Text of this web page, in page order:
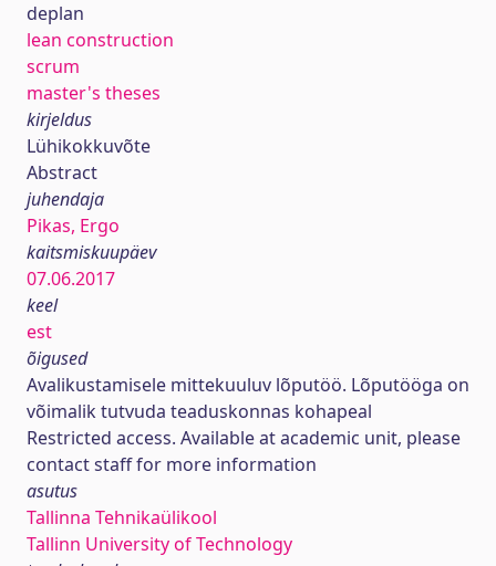
deplan
lean construction
scrum
master's theses
kirjeldus
Lühikokkuvõte
Abstract
juhendaja
Pikas, Ergo
kaitsmiskuupäev
07.06.2017
keel
est
õigused
Avalikustamisele mittekuuluv lõputöö. Lõputööga on
võimalik tutvuda teaduskonnas kohapeal
Restricted access. Available at academic unit, please
contact staff for more information
asutus
Tallinna Tehnikaülikool
Tallinn University of Technology